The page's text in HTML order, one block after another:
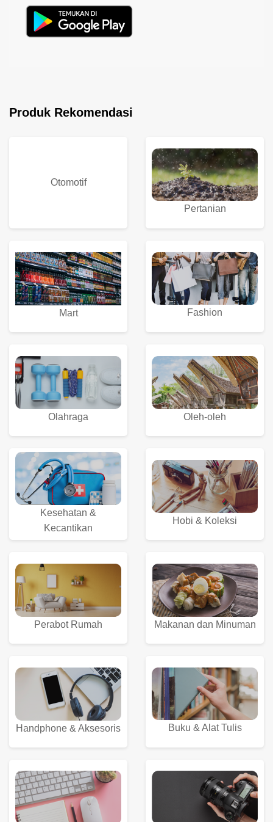
Produk Rekomendasi
Otomotif
Pertanian
Mart Fashion
Olahraga Oleh-oleh
Kesehatan &
Kecantikan
Hobi & Koleksi
Perabot Rumah Makanan dan Minuman
Handphone & Aksesoris Buku & Alat Tulis